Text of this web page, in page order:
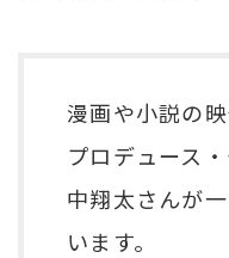
漫画や小説の
プロデュース
中翔太さんが
います。